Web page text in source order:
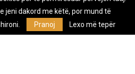
Marketing
Privacy Policy
Lajmeve e pavarur, e themeluar në vitin
jeni dakord me këtë, por mund të
Pranoj Lexo më tepër